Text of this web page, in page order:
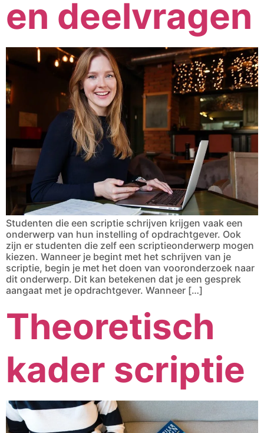
en deelvragen
Studenten die een scriptie schrijven krijgen vaak een
onderwerp van hun instelling of opdrachtgever. Ook
zijn er studenten die zelf een scriptieonderwerp mogen
kiezen. Wanneer je begint met het schrijven van je
scriptie, begin je met het doen van vooronderzoek naar
dit onderwerp. Dit kan betekenen dat je een gesprek
aangaat met je opdrachtgever. Wanneer […]
Theoretisch
kader scriptie